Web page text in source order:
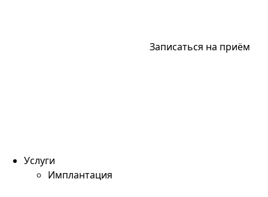
Записаться на приём
Услуги
Имплантация